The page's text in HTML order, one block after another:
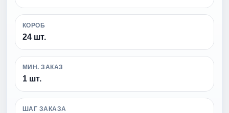
КОРОБ
24 шт.
МИН. ЗАКАЗ
1 шт.
ШАГ ЗАКАЗА